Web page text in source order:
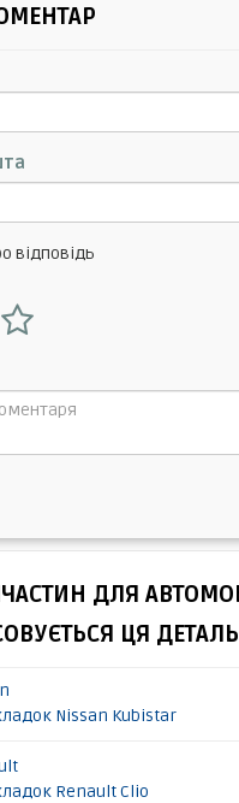
відповідь
ДЛЯ
ЦЯ ДЕТАЛЬ
Nissan Kubistar
Renault Clio